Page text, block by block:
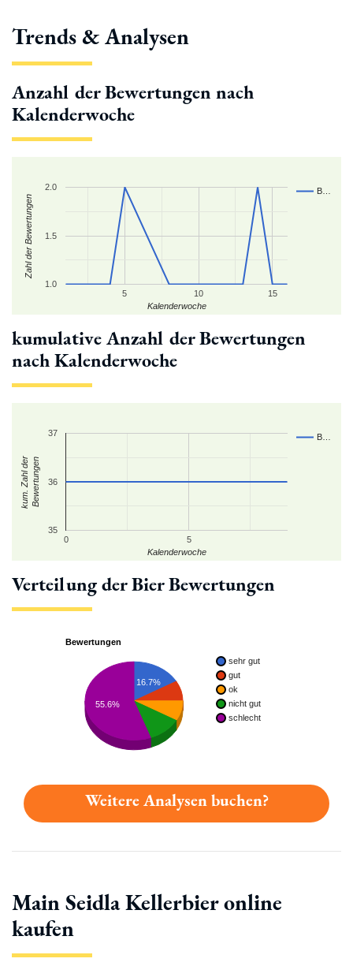
Trends & Analysen
Anzahl der Bewertungen nach
Kalenderwoche
B…
5 10 15
1.0
1.5
2.0
Kalenderwoche
Zahl der Bewertungen
kumulative Anzahl der Bewertungen
nach Kalenderwoche
B…
0 5
35
36
37
Kalenderwoche
kum. Zahl derBewertungen
Verteilung der Bier Bewertungen
Bewertungen
sehr gut
gut
ok
nicht gut
schlecht
16.7%
55.6%
Weitere Analysen buchen?
Main Seidla Kellerbier online
kaufen